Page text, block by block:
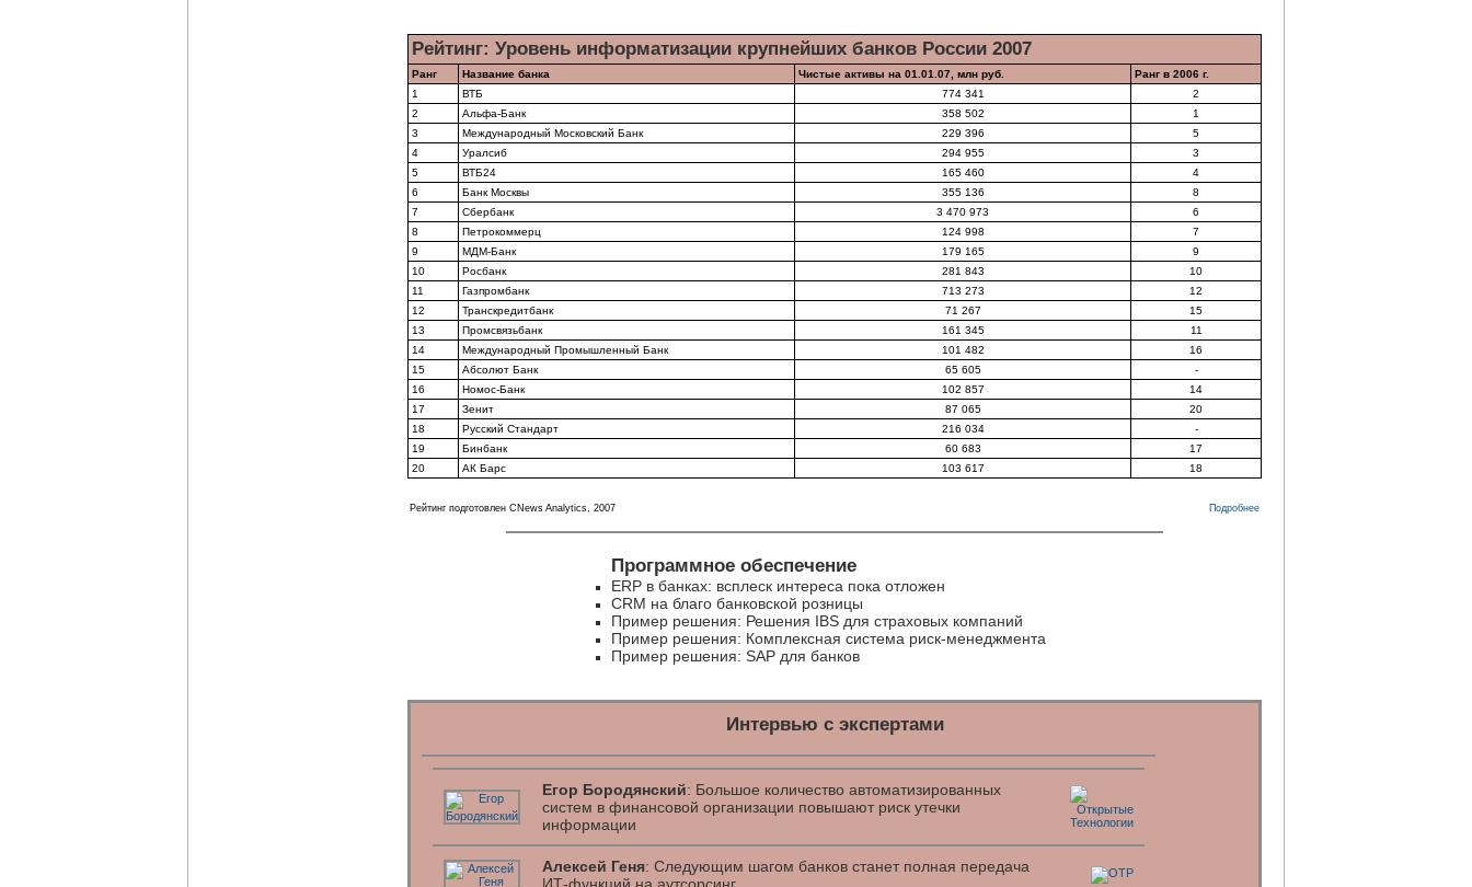
Рейтинг: Уровень информатизации крупнейших банков России 2007
Ранг Название банка Чистые активы на 01.01.07, млн руб.
Ранг в 2006 г.
1
ВТБ 774 341
2
2
Альфа-Банк 358 502
1
3
Международный Московский Банк 229 396
5
4
Уралсиб 294 955
3
5
ВТБ24 165 460
4
6
Банк Москвы 355 136
8
7
Сбербанк 3 470 973
6
8
Петрокоммерц 124 998
7
9
МДМ-Банк 179 165
9
10
Росбанк 281 843
10
11
Газпромбанк 713 273
12
12
Транскредитбанк 71 267
15
13
Промсвязьбанк 161 345
11
14
Международный Промышленный Банк 101 482
16
15
Абсолют Банк 65 605
-
16
Номос-Банк 102 857
14
17
Зенит 87 065
20
18
Русский Стандарт 216 034
-
19
Бинбанк 60 683
17
20
АК Барс 103 617 18
Рейтинг подготовлен CNews Analytics, 2007 Подробнее
Программное обеспечение
ERP в банках: всплеск интереса пока отложен
CRM на благо банковской розницы
Пример решения: Решения IBS для страховых компаний
Пример решения: Комплексная система риск-менеджмента
Пример решения: SAP для банков
Интервью с экспертами
Егор Бородянский: Большое количество автоматизированных
систем в финансовой организации повышают риск утечки
информации
Алексей Геня: Следующим шагом банков станет полная передача